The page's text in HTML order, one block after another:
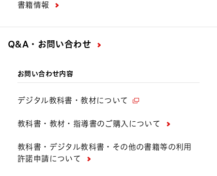
書籍情報
Q&A・お問い合わせ
お問い合わせ内容
デジタル教科書・教材について
教科書・教材・指導書のご購入について
教科書・デジタル教科書・その他の書籍等の利用
許諾申請について